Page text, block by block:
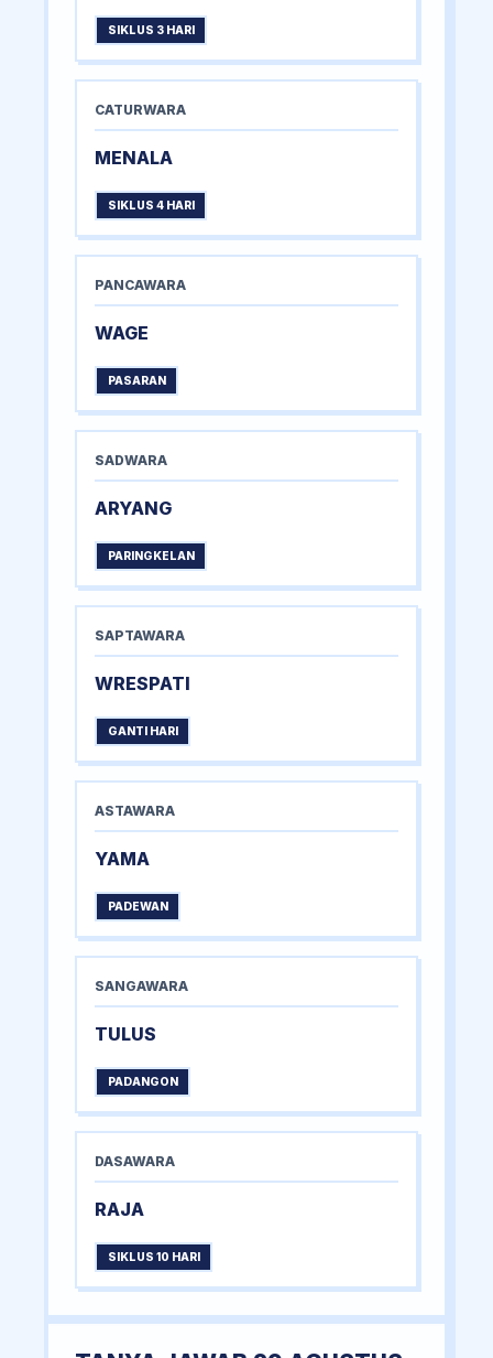
SIKLUS 3 HARI
CATURWARA
MENALA
SIKLUS 4 HARI
PANCAWARA
WAGE
PASARAN
SADWARA
ARYANG
PARINGKELAN
SAPTAWARA
WRESPATI
GANTI HARI
ASTAWARA
YAMA
PADEWAN
SANGAWARA
TULUS
PADANGON
DASAWARA
RAJA
SIKLUS 10 HARI